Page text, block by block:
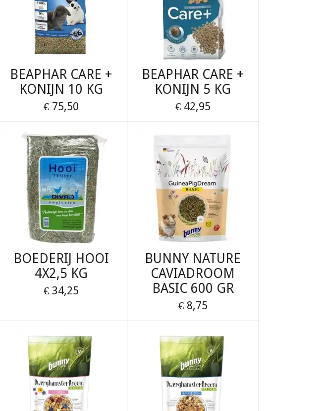
BEAPHAR CARE +
KONIJN 10 KG
€ 75,50
BEAPHAR CARE +
KONIJN 5 KG
€ 42,95
BOEDERIJ HOOI
4X2,5 KG
€ 34,25
BUNNY NATURE
CAVIADROOM
BASIC 600 GR
€ 8,75